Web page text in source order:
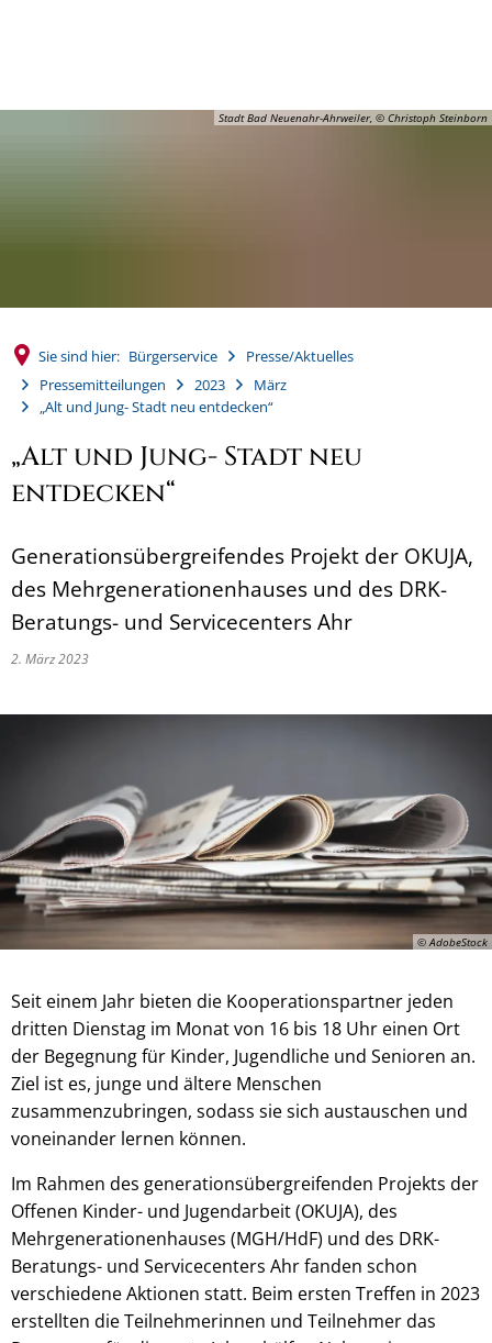
Stadt Bad Neuenahr-Ahrweiler, © Christoph Steinborn
Sie sind hier: Bürgerservice
Presse/Aktuelles
Pressemitteilungen
2023
März
„Alt und Jung- Stadt neu entdecken“
„Alt und Jung- Stadt neu
entdecken“
Generationsübergreifendes Projekt der OKUJA,
des Mehrgenerationenhauses und des DRK-
Beratungs- und Servicecenters Ahr
2. März 2023
© AdobeStock
Seit einem Jahr bieten die Kooperationspartner jeden
dritten Dienstag im Monat von 16 bis 18 Uhr einen Ort
der Begegnung für Kinder, Jugendliche und Senioren an.
Ziel ist es, junge und ältere Menschen
zusammenzubringen, sodass sie sich austauschen und
voneinander lernen können.
Im Rahmen des generationsübergreifenden Projekts der
Offenen Kinder- und Jugendarbeit (OKUJA), des
Mehrgenerationenhauses (MGH/HdF) und des DRK-
Beratungs- und Servicecenters Ahr fanden schon
verschiedene Aktionen statt. Beim ersten Treffen in 2023
erstellten die Teilnehmerinnen und Teilnehmer das